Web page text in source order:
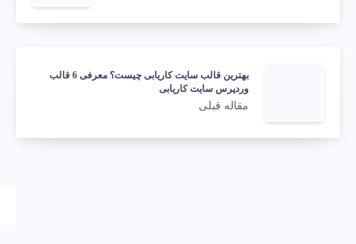
بهترین قالب سایت کاریابی چیست؟ معرفی 6 قالب
وردپرس سایت کاریابی
مقاله قبلی